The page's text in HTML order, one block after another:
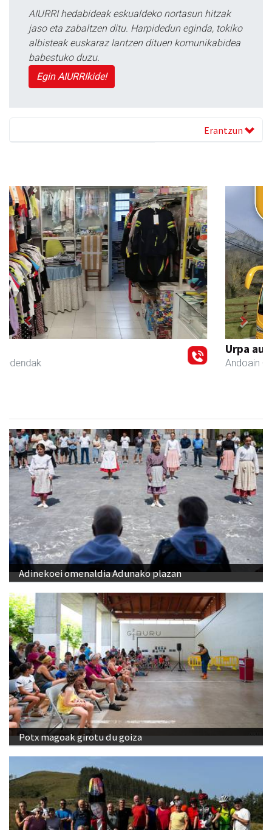
AIURRI hedabideak eskualdeko nortasun hitzak
jaso eta zabaltzen ditu. Harpidedun eginda, tokiko
albisteak euskaraz lantzen dituen komunikabidea
babestuko duzu.
Egin AIURRIkide!
Erantzun
Andoain
Previous Next
Adinekoei omenaldia Adunako plazan
Potx magoak girotu du goiza